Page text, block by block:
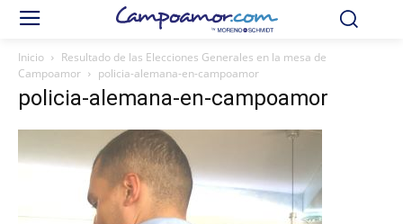
Inicio
Resultado de las Elecciones Generales en la mesa de
Campoamor
policia-alemana-en-campoamor
policia-alemana-en-campoamor